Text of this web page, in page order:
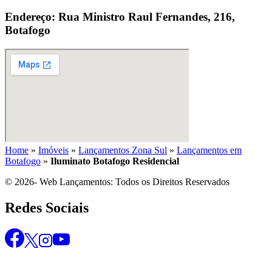
Endereço: Rua Ministro Raul Fernandes, 216,
Botafogo
Home » Imóveis » Lançamentos Zona Sul » Lançamentos em
Botafogo » Iluminato Botafogo Residencial
© 2026- Web Lançamentos: Todos os Direitos Reservados
Redes Sociais